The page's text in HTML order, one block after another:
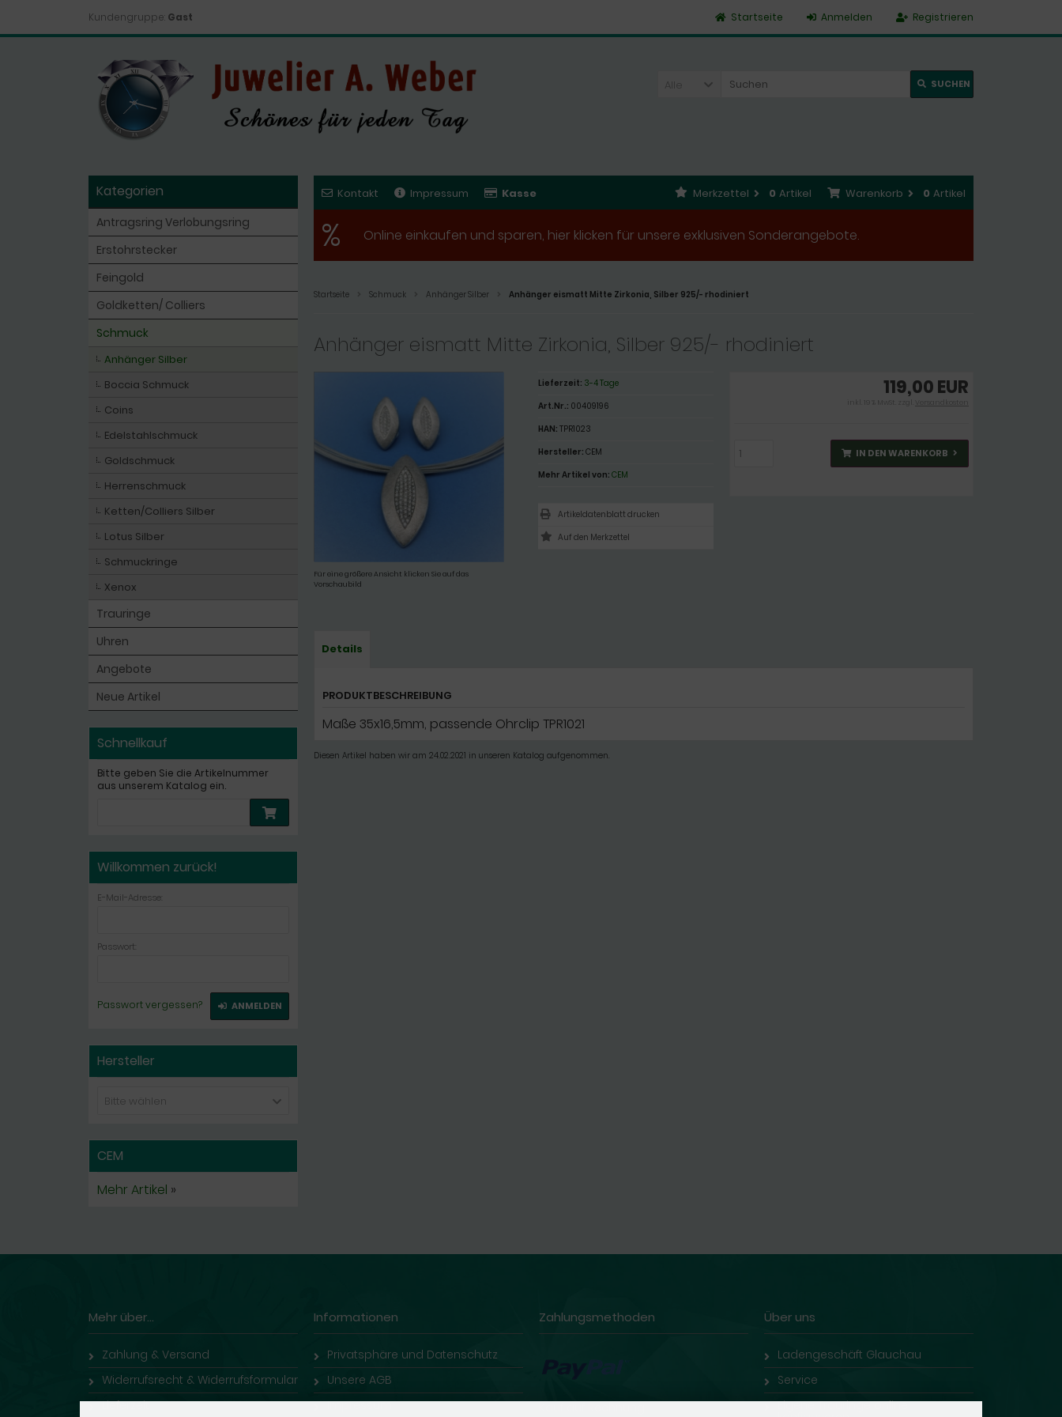
Kundengruppe: Gast Registrieren
Anmelden
Startseite
Alle SUCHEN
Kontakt Impressum Kasse Warenkorb 0 Artikel
Merkzettel 0 Artikel
% Online einkaufen und sparen, hier klicken für unsere exklusiven Sonderangebote.
Startseite Schmuck Anhänger Silber Anhänger eismatt Mitte Zirkonia, Silber 925/- rhodiniert
Anhänger eismatt Mitte Zirkonia, Silber 925/- rhodiniert
Für eine größere Ansicht klicken Sie auf das
Vorschaubild
119,00 EUR
inkl. 19 % MwSt. zzgl. Versandkosten
IN DEN WARENKORB
Lieferzeit: 3-4 Tage
Art.Nr.: 00409196
HAN: TPR1023
Hersteller: CEM
Mehr Artikel von: CEM
Artikeldatenblatt drucken
Details
PRODUKTBESCHREIBUNG
Maße 35x16,5mm, passende Ohrclip TPR1021
Diesen Artikel haben wir am 24.02.2021 in unseren Katalog aufgenommen.
Kategorien
Antragsring Verlobungsring
Erstohrstecker
Feingold
Goldketten/ Colliers
Schmuck
Anhänger Silber
Boccia Schmuck
Coins
Edelstahlschmuck
Goldschmuck
Herrenschmuck
Ketten/Colliers Silber
Lotus Silber
Schmuckringe
Xenox
Trauringe
Uhren
Angebote
Neue Artikel
Schnellkauf
Bitte geben Sie die Artikelnummer
aus unserem Katalog ein.
Willkommen zurück!
E-Mail-Adresse:
Passwort:
Passwort vergessen? ANMELDEN
Hersteller
Bitte wählen
CEM
Mehr Artikel »
Mehr über...
Zahlung & Versand
Widerrufsrecht & Widerrufsformular
Lieferzeit
Informationen
Privatsphäre und Datenschutz
Unsere AGB
Impressum
Zahlungsmethoden Über uns
Ladengeschäft Glauchau
Service
Eigene Trauringe online